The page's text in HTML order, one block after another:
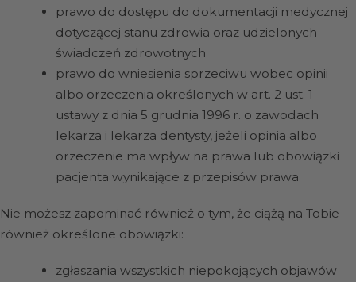
prawo do dostępu do dokumentacji medycznej
dotyczącej stanu zdrowia oraz udzielonych
świadczeń zdrowotnych
prawo do wniesienia sprzeciwu wobec opinii
albo orzeczenia określonych w art. 2 ust. 1
ustawy z dnia 5 grudnia 1996 r. o zawodach
lekarza i lekarza dentysty, jeżeli opinia albo
orzeczenie ma wpływ na prawa lub obowiązki
pacjenta wynikające z przepisów prawa
Nie możesz zapominać również o tym, że ciążą na Tobie
również określone obowiązki:
zgłaszania wszystkich niepokojących objawów